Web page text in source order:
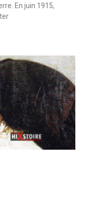
En juin 1915,